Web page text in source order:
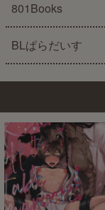
801Books
BLぱらだいす